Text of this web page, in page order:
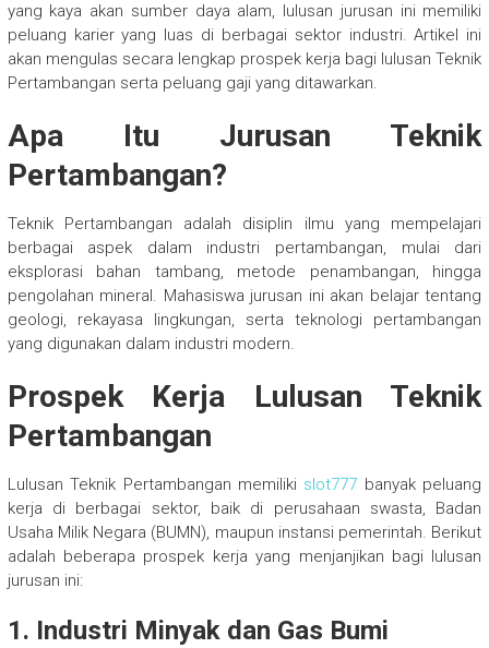
yang kaya akan sumber daya alam, lulusan jurusan ini memiliki
peluang karier yang luas di berbagai sektor industri. Artikel ini
akan mengulas secara lengkap prospek kerja bagi lulusan Teknik
Pertambangan serta peluang gaji yang ditawarkan.
Apa Itu Jurusan Teknik
Pertambangan?
Teknik Pertambangan adalah disiplin ilmu yang mempelajari
berbagai aspek dalam industri pertambangan, mulai dari
eksplorasi bahan tambang, metode penambangan, hingga
pengolahan mineral. Mahasiswa jurusan ini akan belajar tentang
geologi, rekayasa lingkungan, serta teknologi pertambangan
yang digunakan dalam industri modern.
Prospek Kerja Lulusan Teknik
Pertambangan
Lulusan Teknik Pertambangan memiliki slot777 banyak peluang
kerja di berbagai sektor, baik di perusahaan swasta, Badan
Usaha Milik Negara (BUMN), maupun instansi pemerintah. Berikut
adalah beberapa prospek kerja yang menjanjikan bagi lulusan
jurusan ini:
1. Industri Minyak dan Gas Bumi